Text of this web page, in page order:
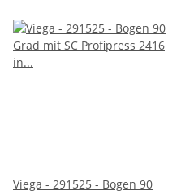
Viega - 291525 - Bogen 90